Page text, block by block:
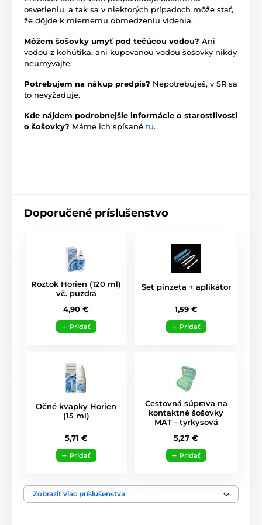
osvetleniu, a tak sa v niektorých prípadoch môže stať,
že dôjde k miernemu obmedzeniu videnia.
Môžem šošovky umyť pod tečúcou vodou? Ani
vodou z kohútika, ani kupovanou vodou šošovky nikdy
neumývajte.
Potrebujem na nákup predpis? Nepotrebuješ, v SR sa
to nevyžaduje.
Kde nájdem podrobnejšie informácie o starostlivosti
o šošovky? Máme ich spísané tu.
Doporučené príslušenstvo
Roztok Horien (120 ml)
vč. puzdra
4,90 €
Pridať
Set pinzeta + aplikátor
1,59 €
Pridať
Očné kvapky Horien
(15 ml)
5,71 €
Pridať
Cestovná súprava na
kontaktné šošovky
MAT - tyrkysová
5,27 €
Pridať
Zobraziť viac príslušenstva